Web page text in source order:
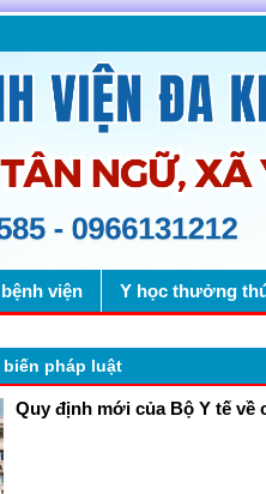
viện Y học thưởng
biến pháp luật
Quy định mới của Bộ Y tế về